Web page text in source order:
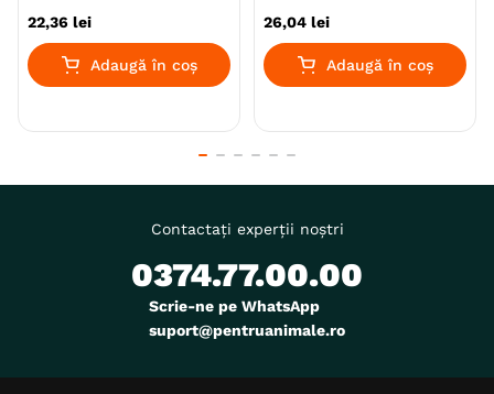
22,36 lei
Adaugă în coș
26,04 lei
Adaugă în coș
Contactați experții noștri
0374.77.00.00
Scrie-ne pe WhatsApp
suport@pentruanimale.ro